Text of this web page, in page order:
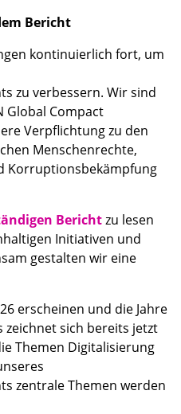
Bericht
kontinuierlich fort, um
zu verbessern. Wir sind
Global Compact
Verpflichtung zu den
Menschenrechte,
Korruptionsbekämpfung
Berichtzu lesen
Initiativen und
gestalten wir eine
erscheinen und die Jahre
zeichnet sich bereits jetzt
Themen Digitalisierung
zentrale Themen werden